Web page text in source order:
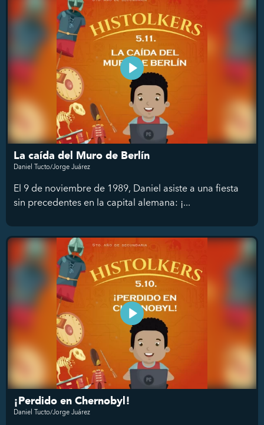
La caída del Muro de Berlín
Daniel Tucto/Jorge Juárez
El 9 de noviembre de 1989, Daniel asiste a una fiesta
sin precedentes en la capital alemana: ¡...
¡Perdido en Chernobyl!
Daniel Tucto/Jorge Juárez